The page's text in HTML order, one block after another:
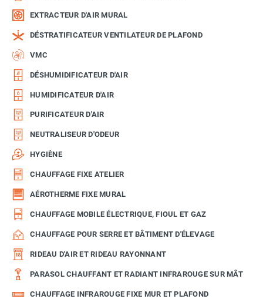
EXTRACTEUR D'AIR MURAL
DÉSTRATIFICATEUR VENTILATEUR DE PLAFOND
VMC
DÉSHUMIDIFICATEUR D'AIR
HUMIDIFICATEUR D'AIR
PURIFICATEUR D'AIR
NEUTRALISEUR D'ODEUR
HYGIÈNE
CHAUFFAGE FIXE ATELIER
AÉROTHERME FIXE MURAL
CHAUFFAGE MOBILE ÉLECTRIQUE, FIOUL ET GAZ
CHAUFFAGE POUR SERRE ET BÂTIMENT D'ÉLEVAGE
RIDEAU D'AIR ET RIDEAU RAYONNANT
PARASOL CHAUFFANT ET RADIANT INFRAROUGE SUR MÂT
CHAUFFAGE INFRAROUGE FIXE MUR ET PLAFOND